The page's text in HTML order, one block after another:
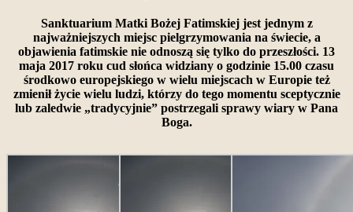
Sanktuarium Matki Bożej Fatimskiej jest jednym z
najważniejszych miejsc pielgrzymowania na świecie, a
objawienia fatimskie nie odnoszą się tylko do przeszłości. 13
maja 2017 roku cud słońca widziany o godzinie 15.00 czasu
środkowo europejskiego w wielu miejscach w Europie też
zmienił życie wielu ludzi, którzy do tego momentu sceptycznie
lub zaledwie „tradycyjnie” postrzegali sprawy wiary w Pana
Boga.